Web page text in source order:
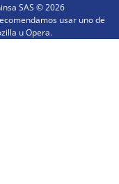
SAS ©2026
usar uno de
u Opera.